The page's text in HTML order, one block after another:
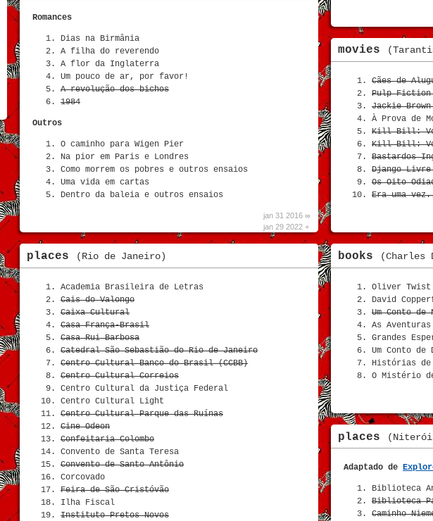
Romances
Dias na Birmânia
A filha do reverendo
A flor da Inglaterra
Um pouco de ar, por favor!
A revolução dos bichos
1984
Outros
O caminho para Wigen Pier
Na pior em Paris e Londres
Como morrem os pobres e outros ensaios
Uma vida em cartas
Dentro da baleia e outros ensaios
jan 31 2016 ∞
jan 29 2022 +
places (Rio de Janeiro)
Academia Brasileira de Letras
Cais do Valongo
Caixa Cultural
Casa França-Brasil
Casa Rui Barbosa
Catedral São Sebastião do Rio de Janeiro
Centro Cultural Banco do Brasil (CCBB)
Centro Cultural Correios
Centro Cultural da Justiça Federal
Centro Cultural Light
Centro Cultural Parque das Ruínas
Cine Odeon
Confeitaria Colombo
Convento de Santa Teresa
Convento de Santo Antônio
Corcovado
Feira de São Cristóvão
Ilha Fiscal
Instituto Pretos Novos
movies
Cães de
Pulp Fiction
Jackie
À Prova de
Kill Bill:
Kill Bill:
Bastardos
Django
Os Oito
Era uma
books (Charles
Oliver Twist
David
Um Conto de
As
Grandes
Um Conto de
Histórias de
O Mistério
places
Adaptado de
Biblioteca
Biblioteca
Caminho